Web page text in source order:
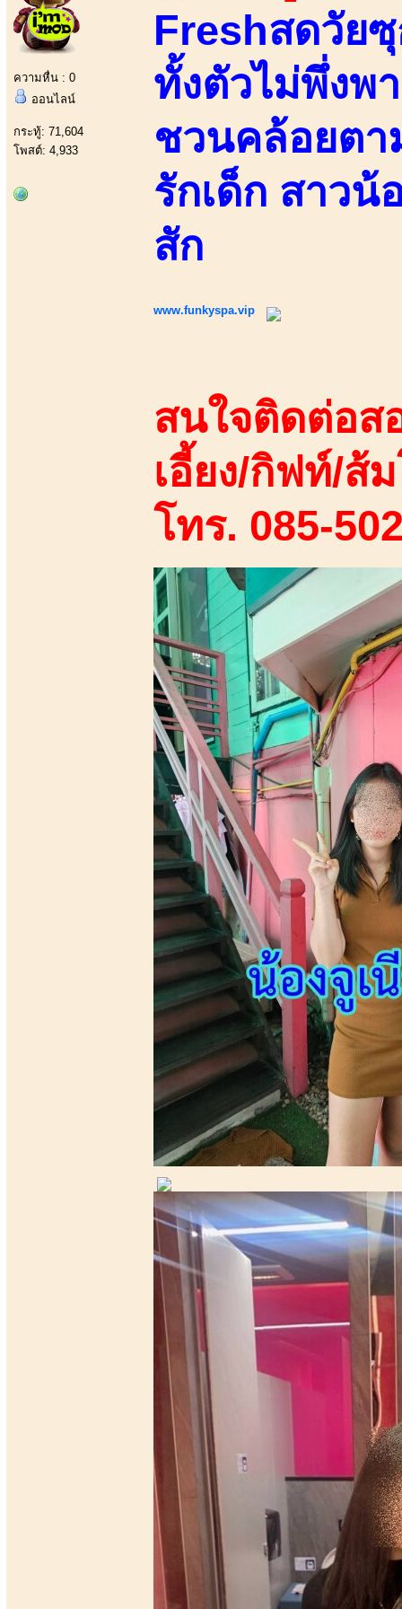
ความหื่น : 0
ออนไลน์
กระทู้: 71,604
โพสต์: 4,933
Freshสดวัย
ทั้งตัวไม่พึ่งพ
ชวนคล้อยตา
รักเด็ก สาวน้
สัก
www.funkyspa.vip
สนใจติดต่อส
เอี้ยง/กิฟท์/ส้
โทร. 085-